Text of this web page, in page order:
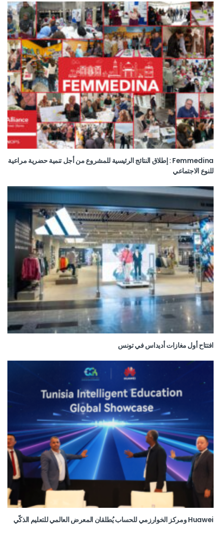
Femmedina : إطلاق النتائج الرئيسية للمشروع من أجل تنمية حضرية مراعية
للنوع الاجتماعي
افتتاح أول مغازات أديداس في تونس
Huawei ومركز الخوارزمي للحساب يُطلقان المعرض العالمي للتعليم الذكّي